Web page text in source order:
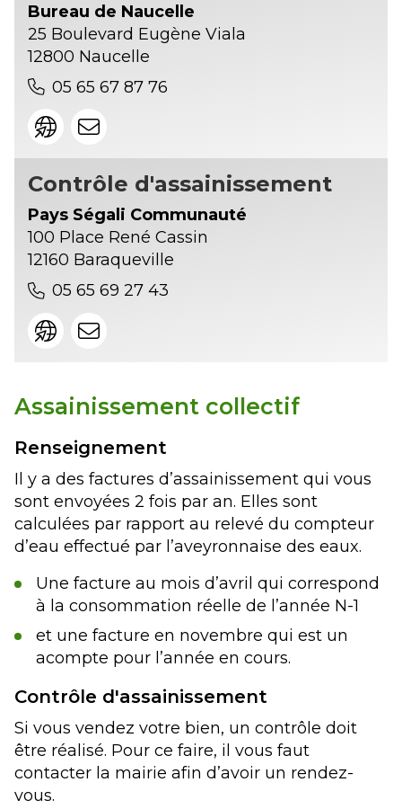
Bureau de Naucelle
25 Boulevard Eugène Viala
12800 Naucelle
05 65 67 87 76
Contrôle d'assainissement
Pays Ségali Communauté
100 Place René Cassin
12160 Baraqueville
05 65 69 27 43
Assainissement collectif
Renseignement
Il y a des factures d’assainissement qui vous
sont envoyées 2 fois par an. Elles sont
calculées par rapport au relevé du compteur
d’eau effectué par l’aveyronnaise des eaux.
Une facture au mois d’avril qui correspond
à la consommation réelle de l’année N-1
et une facture en novembre qui est un
acompte pour l’année en cours.
Contrôle d'assainissement
Si vous vendez votre bien, un contrôle doit
être réalisé. Pour ce faire, il vous faut
contacter la mairie afin d’avoir un rendez-
vous.